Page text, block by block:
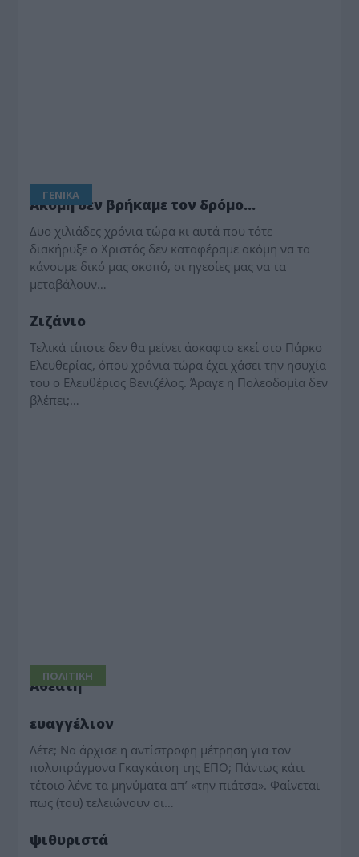
ΓΕΝΙΚΑ
Ακόμη δεν βρήκαμε τον δρόμο…
Δυο χιλιάδες χρόνια τώρα κι αυτά που τότε
διακήρυξε ο Χριστός δεν καταφέραμε ακόμη να τα
κάνουμε δικό μας σκοπό, οι ηγεσίες μας να τα
μεταβάλουν…
Ζιζάνιο
Τελικά τίποτε δεν θα μείνει άσκαφτο εκεί στο Πάρκο
Ελευθερίας, όπου χρόνια τώρα έχει χάσει την ησυχία
του ο Ελευθέριος Βενιζέλος. Άραγε η Πολεοδομία δεν
βλέπει;…
ΠΟΛΙΤΙΚΗ
Αθεατη
ευαγγέλιον
Λέτε; Να άρχισε η αντίστροφη μέτρηση για τον
πολυπράγμονα Γκαγκάτση της ΕΠΟ; Πάντως κάτι
τέτοιο λένε τα μηνύματα απʼ «την πιάτσα». Φαίνεται
πως (του) τελειώνουν οι…
ψιθυριστά